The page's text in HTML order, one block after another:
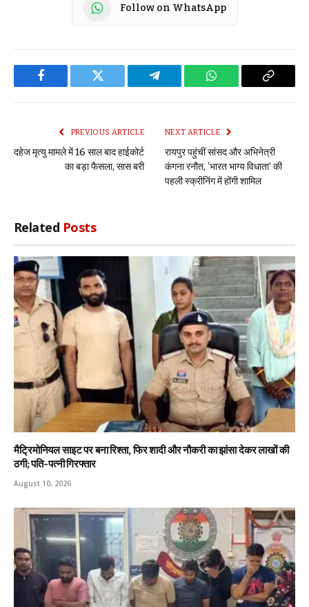
Follow on WhatsApp
Facebook Twitter Telegram WhatsApp Copy
PREVIOUS ARTICLE
दहेज मृत्यु मामले में 16 साल बाद हाईकोर्ट
का बड़ा फैसला, सास बरी
NEXT ARTICLE
रायपुर पहुंचीं सांसद और अभिनेत्री
कंगना रनौत, ‘भारत भाग्य विधाता’ की
पहली स्क्रीनिंग में होंगी शामिल
Related Posts
मैट्रिमोनियल साइट पर बना रिश्ता, फिर शादी और नौकरी का झांसा देकर लाखों की
ठगी; पति-पत्नी गिरफ्तार
August 10, 2026